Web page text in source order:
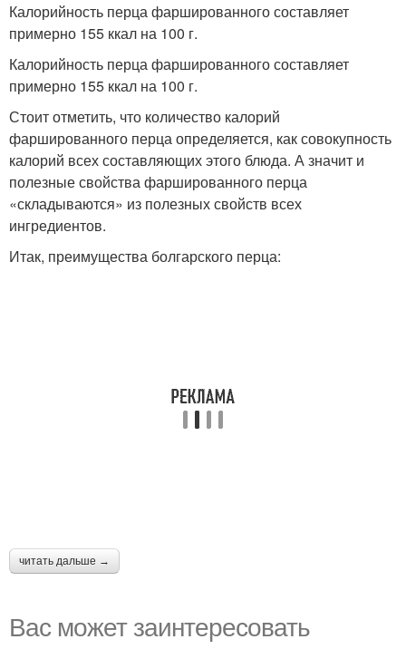
Калорийность перца фаршированного составляет
примерно 155 ккал на 100 г.
Калорийность перца фаршированного составляет
примерно 155 ккал на 100 г.
Стоит отметить, что количество калорий
фаршированного перца определяется, как совокупность
калорий всех составляющих этого блюда. А значит и
полезные свойства фаршированного перца
«складываются» из полезных свойств всех
ингредиентов.
Итак, преимущества болгарского перца:
читать дальше →
Вас может заинтересовать